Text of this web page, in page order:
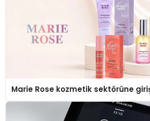
Marie Rose kozmetik sektörüne